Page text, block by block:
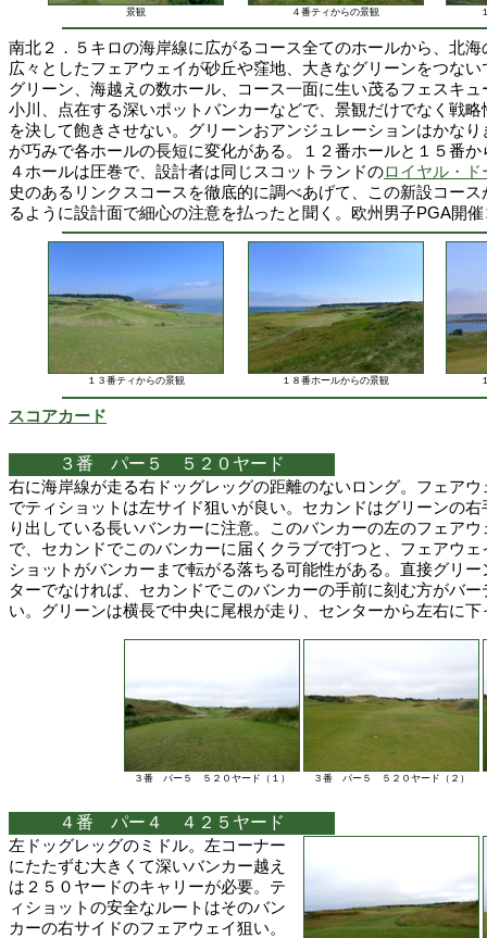
景観 ４番ティからの景観
南北２．５キロの海岸線に広がるコース全てのホールから、北
広々としたフェアウェイが砂丘や窪地、大きなグリーンをつな
グリーン、海越えの数ホール、コース一面に生い茂るフェスキ
小川、点在する深いポットバンカーなどで、景観だけでなく戦
を決して飽きさせない。グリーンおアンジュレーションはかな
が巧みで各ホールの長短に変化がある。１２番ホールと１５番
４ホールは圧巻で、設計者は同じスコットランドのロイヤル・
史のあるリンクスコースを徹底的に調べあげて、この新設コー
るように設計面で細心の注意を払ったと聞く。欧州男子PGA開
１３番ティからの景観 １８番ホールからの景観
スコアカード
３番 パー５ ５２０ヤード
右に海岸線が走る右ドッグレッグの距離のないロング。フェア
でティショットは左サイド狙いが良い。セカンドはグリーンの
り出している長いバンカーに注意。このバンカーの左のフェア
で、セカンドでこのバンカーに届くクラブで打つと、フェアウ
ショットがバンカーまで転がる落ちる可能性がある。直接グリ
ターでなければ、セカンドでこのバンカーの手前に刻む方がバ
い。グリーンは横長で中央に尾根が走り、センターから左右に下
３番 パー５ ５２０ヤード（２）
３番 パー５ ５２０ヤード（１）
４番 パー４ ４２５ヤード
左ドッグレッグのミドル。左コーナー
にたたずむ大きくて深いバンカー越え
は２５０ヤードのキャリーが必要。テ
ィショットの安全なルートはそのバン
カーの右サイドのフェアウェイ狙い。